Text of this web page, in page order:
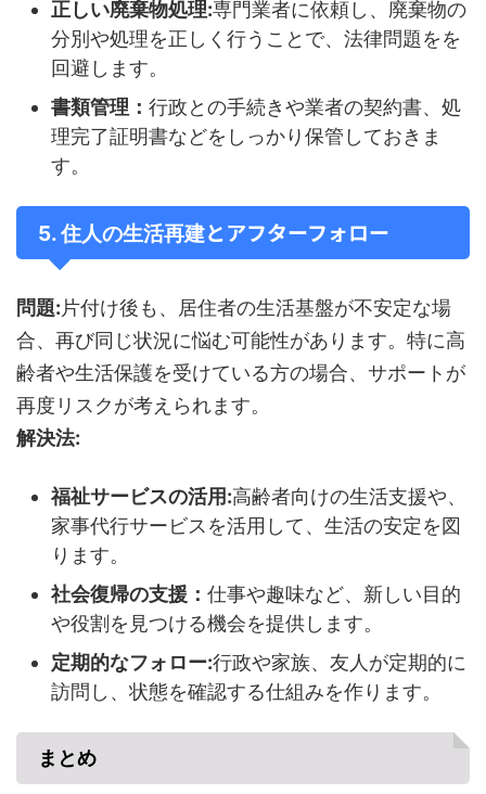
正しい廃棄物処理:専門業者に依頼し、廃棄物の
分別や処理を正しく行うことで、法律問題をを
回避します。
書類管理： 行政との手続きや業者の契約書、処
理完了証明書などをしっかり保管しておきま
す。
5. 住人の生活再建とアフターフォロー
問題:片付け後も、居住者の生活基盤が不安定な場
合、再び同じ状況に悩む可能性があります。特に高
齢者や生活保護を受けている方の場合、サポートが
再度リスクが考えられます。
解決法:
福祉サービスの活用:高齢者向けの生活支援や、
家事代行サービスを活用して、生活の安定を図
ります。
社会復帰の支援： 仕事や趣味など、新しい目的
や役割を見つける機会を提供します。
定期的なフォロー:行政や家族、友人が定期的に
訪問し、状態を確認する仕組みを作ります。
まとめ